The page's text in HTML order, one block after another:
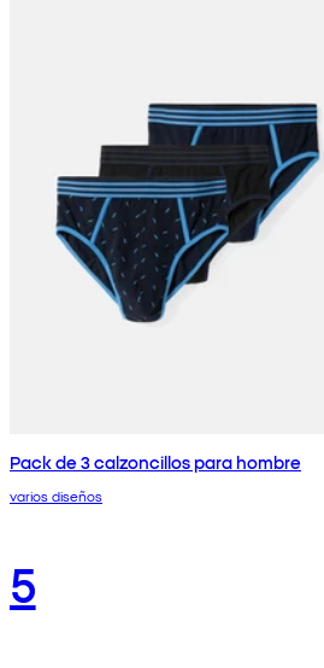
Pack de 3 calzoncillos para hombre
varios diseños
5